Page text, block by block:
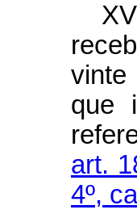
vinte
que
art.
4º,